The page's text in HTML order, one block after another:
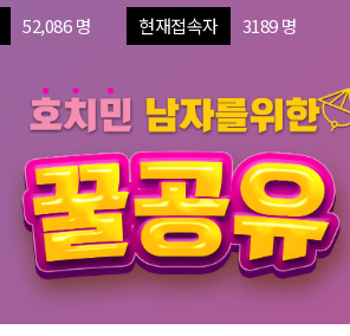
52,086 명 현재접속자 3189 명